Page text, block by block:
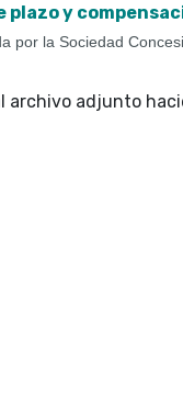
plazo y
por la Sociedad
archivo adjunto